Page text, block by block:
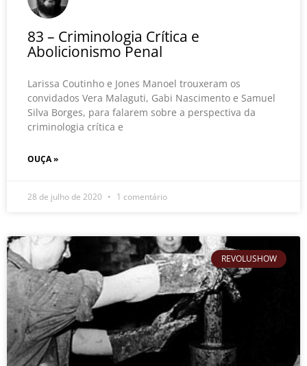
83 – Criminologia Crítica e
Abolicionismo Penal
Larissa Coutinho e Jones Manoel trouxeram os
convidados Vera Malaguti, Gabi Nascimento e Samuel
Silva Borges, para falarem sobre a perspectiva da
criminologia crítica e
OUÇA »
28 de julho de 2020 1 comentário
REVOLUSHOW